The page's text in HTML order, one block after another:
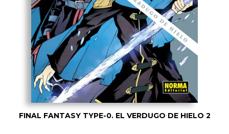
FINAL FANTASY TYPE-0. EL VERDUGO DE HIELO 2